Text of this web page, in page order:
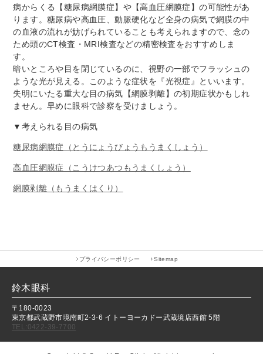
病からくる【糖尿病網膜症】や【高血圧網膜症】の可能性があ
ります。糖尿病や高血圧、動脈硬化など全身の病気で網膜の中
の血液の流れが妨げられていることも考えられますので、念の
ため頭のCT検査・MRI検査などの精密検査をおすすめしま
す。
暗いところや目を閉じているのに、視野の一部でフラッシュの
ような光が見える。このような症状を『光視症』といいます。
失明にいたる重大な目の病気【網膜剥離】の初期症状かもしれ
ません。早めに眼科で診察を受けましょう。
▼考えられる目の病気
糖尿病網膜症（とうにょうびょうもうまくしょう）
高血圧網膜症（こうけつあつもうまくしょう）
網膜剥離（もうまくはくり）
プライバシーポリシー Sitemap
鈴木眼科
〒180-0023
東京都武蔵野市境南町2-3-6 イトーヨーカドー武蔵境店西館 5階
TEL:0422-39-7700